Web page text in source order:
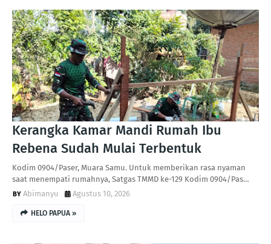
Kerangka Kamar Mandi Rumah Ibu
Rebena Sudah Mulai Terbentuk
Kodim 0904/Paser, Muara Samu. Untuk memberikan rasa nyaman
saat menempati rumahnya, Satgas TMMD ke-129 Kodim 0904/Pas…
Abimanyu
Agustus 10, 2026
HELO PAPUA »